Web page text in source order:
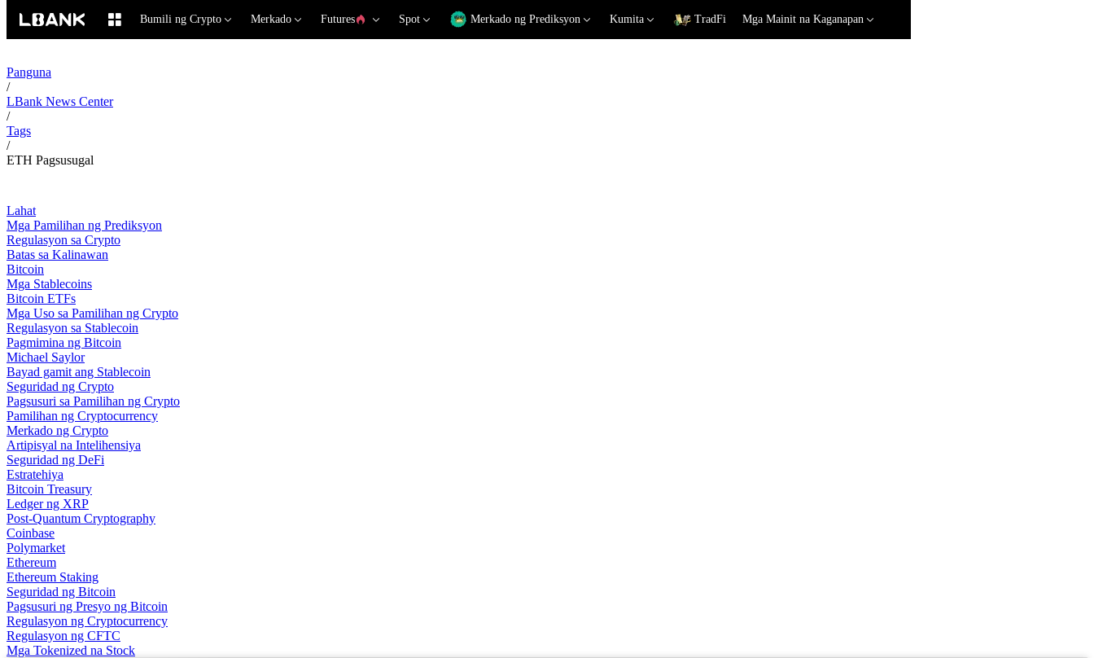
Bumili ng Crypto Merkado Futures Spot Merkado ng Prediksyon Kumita TradFi Mga Mainit na Kaganapan
Panguna
/
LBank News Center
/
Tags
/
ETH Pagsusugal
Lahat
Mga Pamilihan ng Prediksyon
Regulasyon sa Crypto
Batas sa Kalinawan
Bitcoin
Mga Stablecoins
Bitcoin ETFs
Mga Uso sa Pamilihan ng Crypto
Regulasyon sa Stablecoin
Pagmimina ng Bitcoin
Michael Saylor
Bayad gamit ang Stablecoin
Seguridad ng Crypto
Pagsusuri sa Pamilihan ng Crypto
Pamilihan ng Cryptocurrency
Merkado ng Crypto
Artipisyal na Intelihensiya
Seguridad ng DeFi
Estratehiya
Bitcoin Treasury
Ledger ng XRP
Post-Quantum Cryptography
Coinbase
Polymarket
Ethereum
Ethereum Staking
Seguridad ng Bitcoin
Pagsusuri ng Presyo ng Bitcoin
Regulasyon ng Cryptocurrency
Regulasyon ng CFTC
Mga Tokenized na Stock